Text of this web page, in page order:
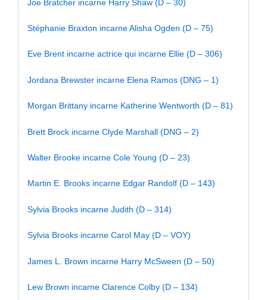
Joe Bratcher incarne Harry Shaw (D – 30)
Stéphanie Braxton incarne Alisha Ogden (D – 75)
Eve Brent incarne actrice qui incarne Ellie (D – 306)
Jordana Brewster incarne Elena Ramos (DNG – 1)
Morgan Brittany incarne Katherine Wentworth (D – 81)
Brett Brock incarne Clyde Marshall (DNG – 2)
Walter Brooke incarne Cole Young (D – 23)
Martin E. Brooks incarne Edgar Randolf (D – 143)
Sylvia Brooks incarne Judith (D – 314)
Sylvia Brooks incarne Carol May (D – VOY)
James L. Brown incarne Harry McSween (D – 50)
Lew Brown incarne Clarence Colby (D – 134)